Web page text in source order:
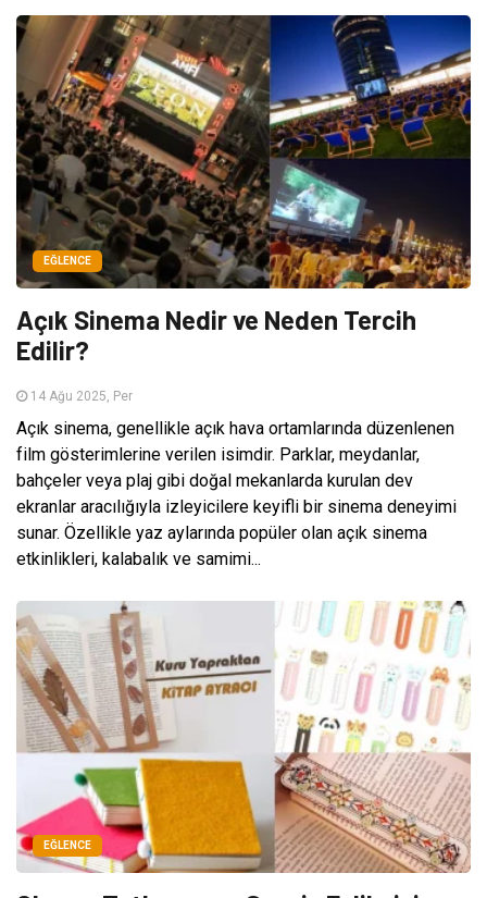
EĞLENCE
Açık Sinema Nedir ve Neden Tercih
Edilir?
14 Ağu 2025, Per
Açık sinema, genellikle açık hava ortamlarında düzenlenen
film gösterimlerine verilen isimdir. Parklar, meydanlar,
bahçeler veya plaj gibi doğal mekanlarda kurulan dev
ekranlar aracılığıyla izleyicilere keyifli bir sinema deneyimi
sunar. Özellikle yaz aylarında popüler olan açık sinema
etkinlikleri, kalabalık ve samimi...
EĞLENCE